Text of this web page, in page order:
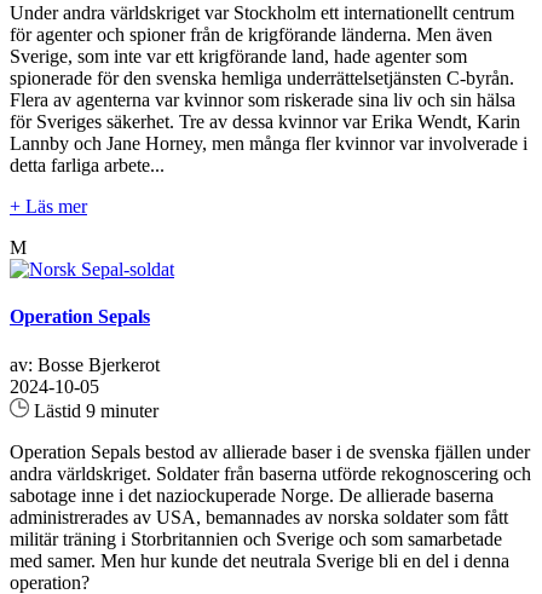
Under andra världskriget var Stockholm ett internationellt centrum
för agenter och spioner från de krigförande länderna. Men även
Sverige, som inte var ett krigförande land, hade agenter som
spionerade för den svenska hemliga underrättelsetjänsten C-byrån.
Flera av agenterna var kvinnor som riskerade sina liv och sin hälsa
för Sveriges säkerhet. Tre av dessa kvinnor var Erika Wendt, Karin
Lannby och Jane Horney, men många fler kvinnor var involverade i
detta farliga arbete...
+ Läs mer
M
Operation Sepals
av: Bosse Bjerkerot
2024-10-05
Lästid 9 minuter
Operation Sepals bestod av allierade baser i de svenska fjällen under
andra världskriget. Soldater från baserna utförde rekognoscering och
sabotage inne i det naziockuperade Norge. De allierade baserna
administrerades av USA, bemannades av norska soldater som fått
militär träning i Storbritannien och Sverige och som samarbetade
med samer. Men hur kunde det neutrala Sverige bli en del i denna
operation?